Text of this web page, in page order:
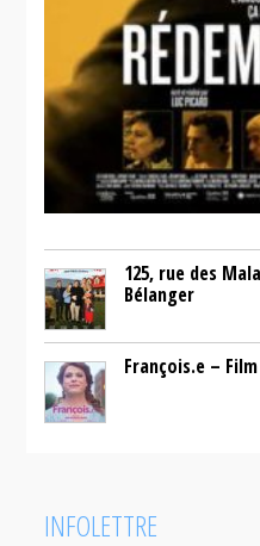
125, rue des
Bélanger
François.e –
INFOLETTRE